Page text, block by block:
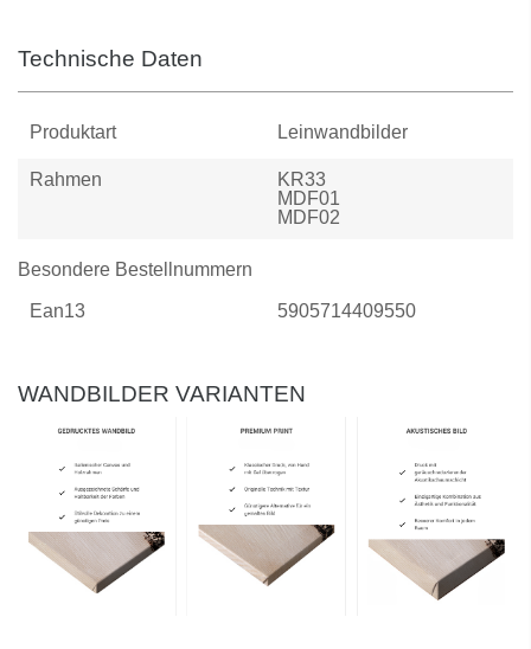
Technische Daten
Produktart Leinwandbilder
Rahmen
KR33
MDF01
MDF02
Besondere Bestellnummern
Ean13 5905714409550
WANDBILDER VARIANTEN